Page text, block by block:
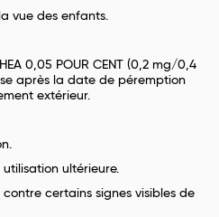
vue des enfants.
0,05 POUR CENT (0,2 mg/0,4
après la date de péremption
extérieur.
ultérieure.
certains signes visibles de